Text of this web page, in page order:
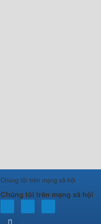
Chúng tôi trên mạng xã hội
Chúng tôi trên mạng xã hội